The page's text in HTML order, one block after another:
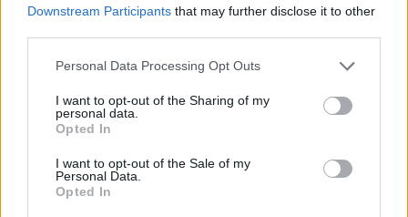
Downstream Participants that may further disclose it to other
Personal Data Processing Opt Outs
I want to opt-out of the Sharing of my
personal data.
Opted In
I want to opt-out of the Sale of my
Personal Data.
Opted In
MARKET ΣΕΠ 14,2021
Το podcast της μπύρας Μάμος επιστρέφει με πάθος